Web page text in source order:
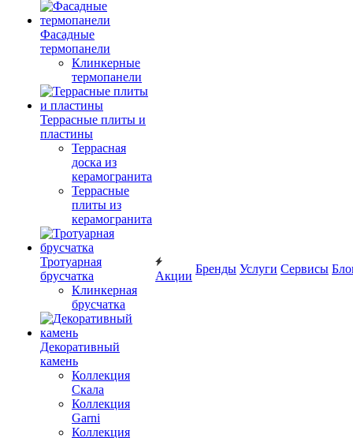
Фасадные
термопанели
Клинкерные
термопанели
Террасные плиты и
пластины
Террасная
доска из
керамогранита
Террасные
плиты из
керамогранита
Тротуарная
брусчатка
Клинкерная
брусчатка
Декоративный
камень
Коллекция
Скала
Коллекция
Garni
Коллекция
Акции
Бренды Услуги Сервисы